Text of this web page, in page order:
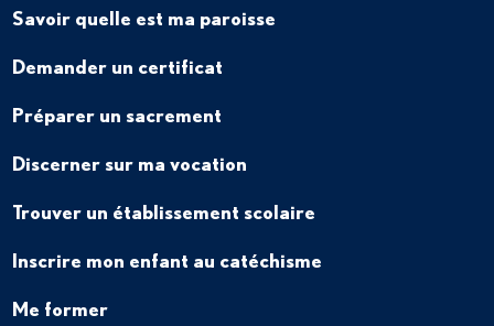
Savoir quelle est ma paroisse
Demander un certificat
Préparer un sacrement
Discerner sur ma vocation
Trouver un établissement scolaire
Inscrire mon enfant au catéchisme
Me former